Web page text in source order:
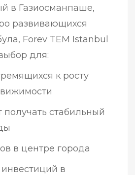
в Газиосманпаше,
развивающихся
Forev TEM Istanbul
для:
к росту
получать стабильный
в центре города
в